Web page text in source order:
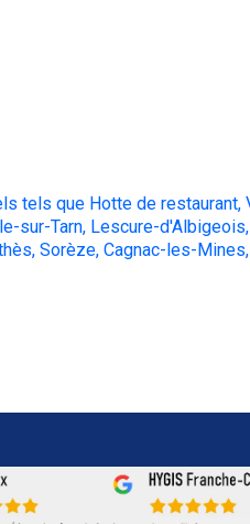
tels que Hotte de restaurant,
sur-Tarn, Lescure-
Sorèze, Cagnac-les-